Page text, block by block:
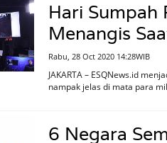
Hari Sumpah
Menangis
Rabu, 28 Oct 2020 14:28WIB
JAKARTA – ESQNews.id
nampak jelas di mata para
6 Negara